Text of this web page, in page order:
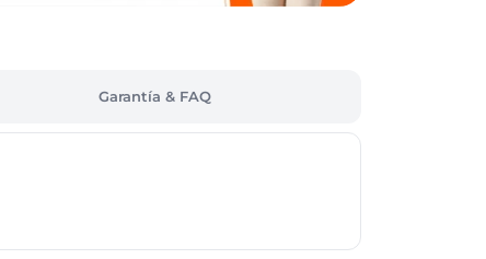
Garantía & FAQ